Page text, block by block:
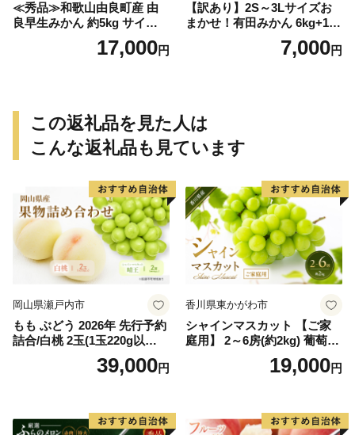
≪秀品≫和歌山由良町産 由
良早生みかん 約5kg サイズお
まかせ【sml106C】17,000円
【訳あり】2S～3Lサイズお
まかせ！有田みかん 6kg+1kg
保証分 11月から12月下旬ま
でに順次発送致します。 / 訳
7,000円
この返礼品を見た人は
こんな返礼品も見ています
岡山県瀬戸内市
もも ぶどう 2026年 先行予約
詰合/白桃 2玉(1玉220g以
上)・シャインマスカット 晴
39,000円
香川県東かがわ市
シャインマスカット 【ご家
庭用】 2～6房(約2kg) 葡萄 ぶ
どう ブドウ フルーツ 果物 く
だもの 果実 旬の果物 旬のフ
19,000円